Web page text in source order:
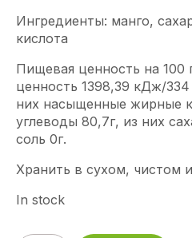
Ингредиенты: манго,
кислота
Пищевая ценность на 100
ценность 1398,39 кДж/
них насыщенные жирные
углеводы 80,7г, из них
соль 0г.
Хранить в сухом, чистом
In stock